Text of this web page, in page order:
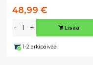
48,99 €
- + Lisää
1-2 arkipäivää